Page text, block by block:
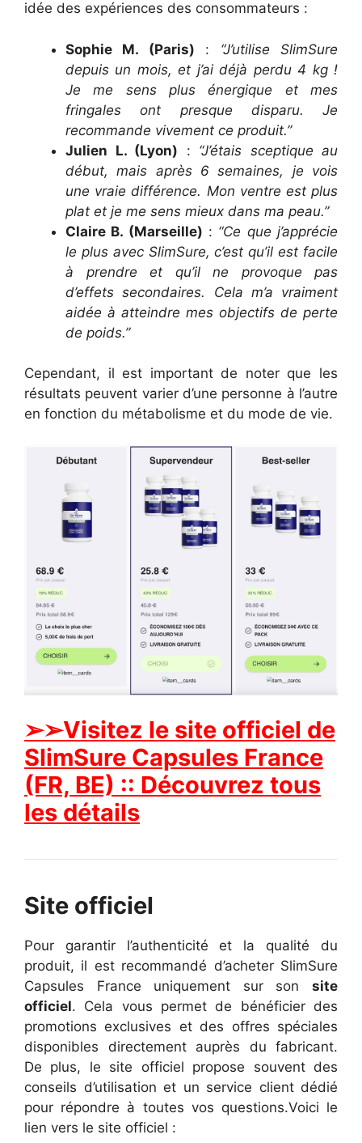
idée des expériences des consommateurs :
Sophie M. (Paris) : “J’utilise SlimSure
depuis un mois, et j’ai déjà perdu 4 kg !
Je me sens plus énergique et mes
fringales ont presque disparu. Je
recommande vivement ce produit.”
Julien L. (Lyon) : “J’étais sceptique au
début, mais après 6 semaines, je vois
une vraie différence. Mon ventre est plus
plat et je me sens mieux dans ma peau.”
Claire B. (Marseille) : “Ce que j’apprécie
le plus avec SlimSure, c’est qu’il est facile
à prendre et qu’il ne provoque pas
d’effets secondaires. Cela m’a vraiment
aidée à atteindre mes objectifs de perte
de poids.”
Cependant, il est important de noter que les
résultats peuvent varier d’une personne à l’autre
en fonction du métabolisme et du mode de vie.
➢➢Visitez le site officiel de
SlimSure Capsules France
(FR, BE) :: Découvrez tous
les détails
Site officiel
Pour garantir l’authenticité et la qualité du
produit, il est recommandé d’acheter SlimSure
Capsules France uniquement sur son site
officiel. Cela vous permet de bénéficier des
promotions exclusives et des offres spéciales
disponibles directement auprès du fabricant.
De plus, le site officiel propose souvent des
conseils d’utilisation et un service client dédié
pour répondre à toutes vos questions.Voici le
lien vers le site officiel :